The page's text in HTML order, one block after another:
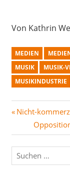
Von Kathrin
MEDIEN
MUSIK
MUSIK-
MUSIKINDUSTRIE
Vorheriger
Beitrag:
Nicht-
Nächster
Beitrag: